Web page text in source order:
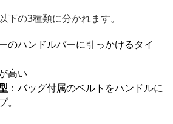
下の3種類に分かれます。
のハンドルバーに引っかけるタイ
高い
：バッグ付属のベルトをハンドルに